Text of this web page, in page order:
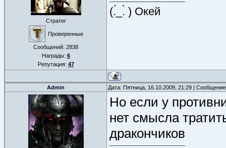
Стратег
Проверенные
Сообщений: 2838
Награды: 6
Репутация: 47
(.́_.̀ ) Окей
Admin Дата: Пятница, 16.10.2009, 21:29 |
Но если у
нет смысла
дракончиков